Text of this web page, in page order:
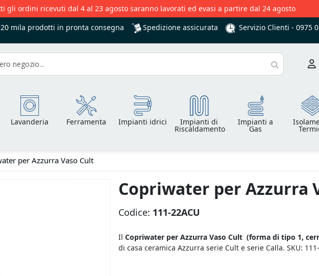
gli ordini ricevuti dal 4 al 23 agosto saranno lavorati ed evasi a partire dal 24 agosto
mila prodotti in pronta consegna Spedizione assicurata Servizio Clienti - 0975
Cerca
Lavanderia Ferramenta Impianti idrici Impianti di
Riscaldamento
Impianti a
Gas
per Azzurra Vaso Cult
Copriwater per Azzurra
Codice: 111-22ACU
Il Copriwater per Azzurra Vaso Cult (forma di tipo 1,
di casa ceramica Azzurra serie Cult e serie Calla. SKU: